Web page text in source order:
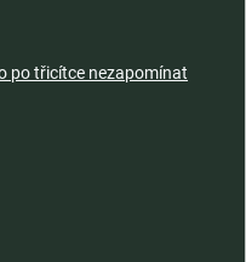
po třicítce nezapomínat